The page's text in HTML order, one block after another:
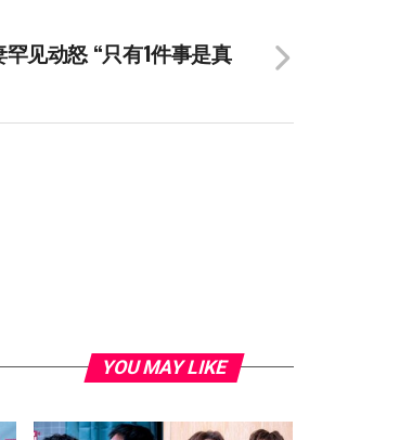
见动怒 “只有1件事是真
YOU MAY LIKE